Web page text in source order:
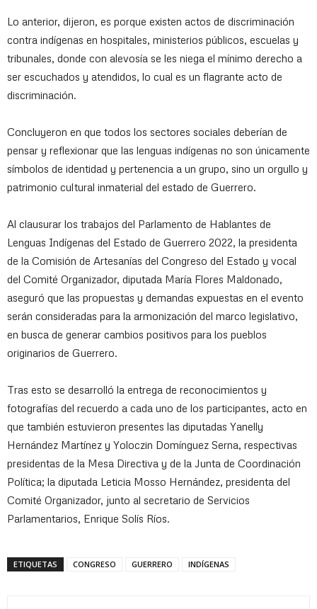
Lo anterior, dijeron, es porque existen actos de discriminación
contra indígenas en hospitales, ministerios públicos, escuelas y
tribunales, donde con alevosía se les niega el mínimo derecho a
ser escuchados y atendidos, lo cual es un flagrante acto de
discriminación.
Concluyeron en que todos los sectores sociales deberían de
pensar y reflexionar que las lenguas indígenas no son únicamente
símbolos de identidad y pertenencia a un grupo, sino un orgullo y
patrimonio cultural inmaterial del estado de Guerrero.
Al clausurar los trabajos del Parlamento de Hablantes de
Lenguas Indígenas del Estado de Guerrero 2022, la presidenta
de la Comisión de Artesanías del Congreso del Estado y vocal
del Comité Organizador, diputada María Flores Maldonado,
aseguró que las propuestas y demandas expuestas en el evento
serán consideradas para la armonización del marco legislativo,
en busca de generar cambios positivos para los pueblos
originarios de Guerrero.
Tras esto se desarrolló la entrega de reconocimientos y
fotografías del recuerdo a cada uno de los participantes, acto en
que también estuvieron presentes las diputadas Yanelly
Hernández Martínez y Yoloczin Domínguez Serna, respectivas
presidentas de la Mesa Directiva y de la Junta de Coordinación
Política; la diputada Leticia Mosso Hernández, presidenta del
Comité Organizador, junto al secretario de Servicios
Parlamentarios, Enrique Solís Ríos.
ETIQUETAS CONGRESO GUERRERO INDÍGENAS